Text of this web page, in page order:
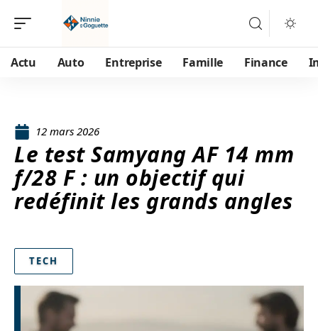
Actu Auto Entreprise Famille Finance
12 mars 2026
Le test Samyang AF 14 mm
f/28 F : un objectif qui
redéfinit les grands angles
TECH